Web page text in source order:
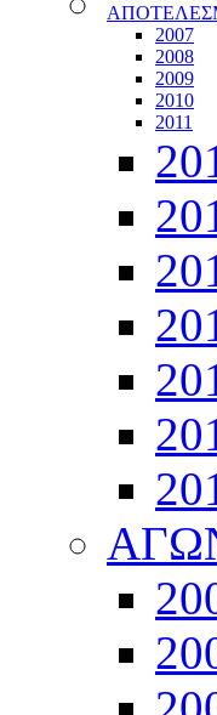
2007
2008
2009
2010
2011